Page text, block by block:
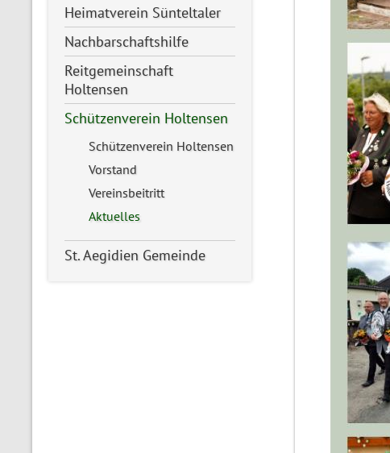
Heimatverein Sünteltaler
Nachbarschaftshilfe
Reitgemeinschaft
Holtensen
Schützenverein Holtensen
Schützenverein Holtensen
Vorstand
Vereinsbeitritt
Aktuelles
St. Aegidien Gemeinde